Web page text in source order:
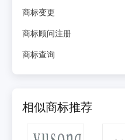
商标变更
商标顾问注册
商标查询
相似商标推荐